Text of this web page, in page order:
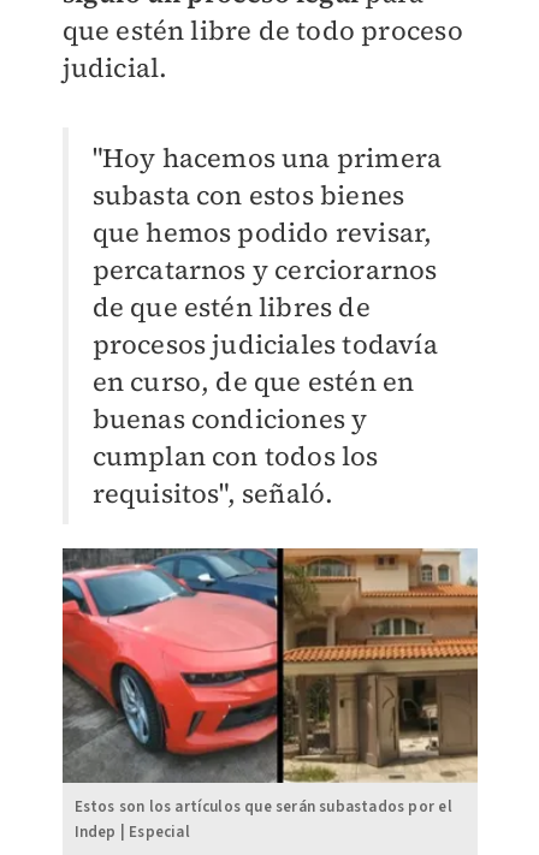
que estén libre de todo proceso
judicial.
"Hoy hacemos una primera
subasta con estos bienes
que hemos podido revisar,
percatarnos y cerciorarnos
de que estén libres de
procesos judiciales todavía
en curso, de que estén en
buenas condiciones y
cumplan con todos los
requisitos", señaló.
Estos son los artículos que serán subastados por el
Indep | Especial